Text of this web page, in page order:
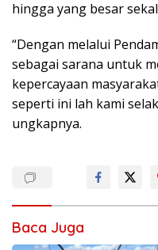
hingga yang besar
“Dengan melalui
sebagai sarana untuk
kepercayaan
seperti ini lah kami
ungkapnya.
Baca Juga